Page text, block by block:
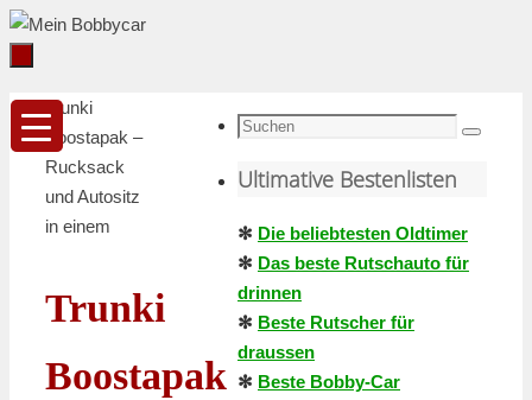
Zum
Inhalt
springen
Startseite
Trunki
Boostapak –
Rucksack
und Autositz
in einem
Trunki
Boostapak
Suche
Suchen
Ultimative Bestenlisten
✻ Die beliebtesten Oldtimer
✻ Das beste Rutschauto für
drinnen
✻ Beste Rutscher für
draussen
✻ Beste Bobby-Car